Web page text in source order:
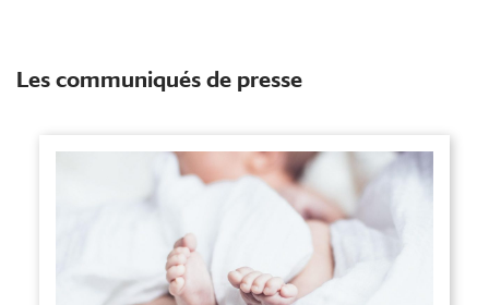
Les communiqués de presse